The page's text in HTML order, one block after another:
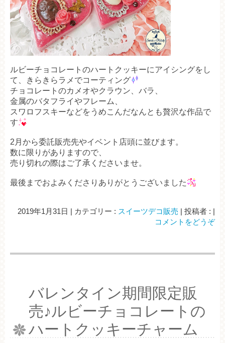
ルビーチョコレートのハートクッキーにアイシングをし
て、きらきらラメでコーティング
チョコレートのカメオやクラウン、バラ、
金属のバタフライやフレーム、
スワロフスキーなどをうめこんだなんとも贅沢な作品で
す
2月から委託販売先やイベント店頭に並びます。
数に限りがありますので、
売り切れの際はご了承くださいませ。
最後までおよみくださりありがとうございました
2019年1月31日 | カテゴリー : スイーツデコ販売 | 投稿者 : |
コメントをどうぞ
バレンタイン期間限定販
売♪ルビーチョコレートの
ハートクッキーチャーム